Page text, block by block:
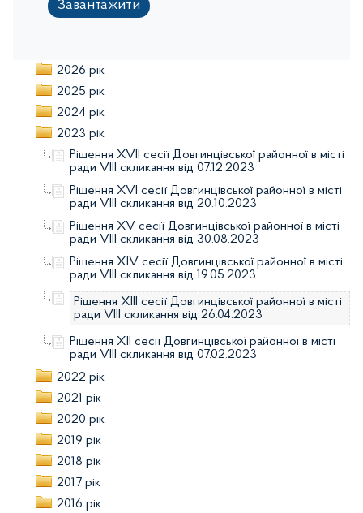
Завантажити
2026 рік
2025 рік
2024 рік
2023 рік
Рішення XVІI сесії Довгинцівської районної в місті
ради VІIІ скликання від 07.12.2023
Рішення XVІ сесії Довгинцівської районної в місті
ради VІIІ скликання від 20.10.2023
Рішення XV сесії Довгинцівської районної в місті
ради VІIІ скликання від 30.08.2023
Рішення XIV сесії Довгинцівської районної в місті
ради VІIІ скликання від 19.05.2023
Рішення XIII сесії Довгинцівської районної в місті
ради VІIІ скликання від 26.04.2023
Рішення XII сесії Довгинцівської районної в місті
ради VІIІ скликання від 07.02.2023
2022 рік
2021 рік
2020 рік
2019 рік
2018 рік
2017 рік
2016 рік